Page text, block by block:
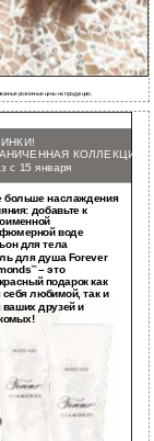
розничные цены на продукцию.
КОЛЛЕКЦИЯ
с 15 января
больше наслаждения
добавьте к
воде
для тела
для душа Forever
™ – это
подарок как
себя любимой, так и
ваших друзей и